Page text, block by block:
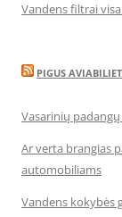
Vandens filtrai
PIGUS
Vasarinių
Ar verta brangias
automobiliams
Vandens kokybės